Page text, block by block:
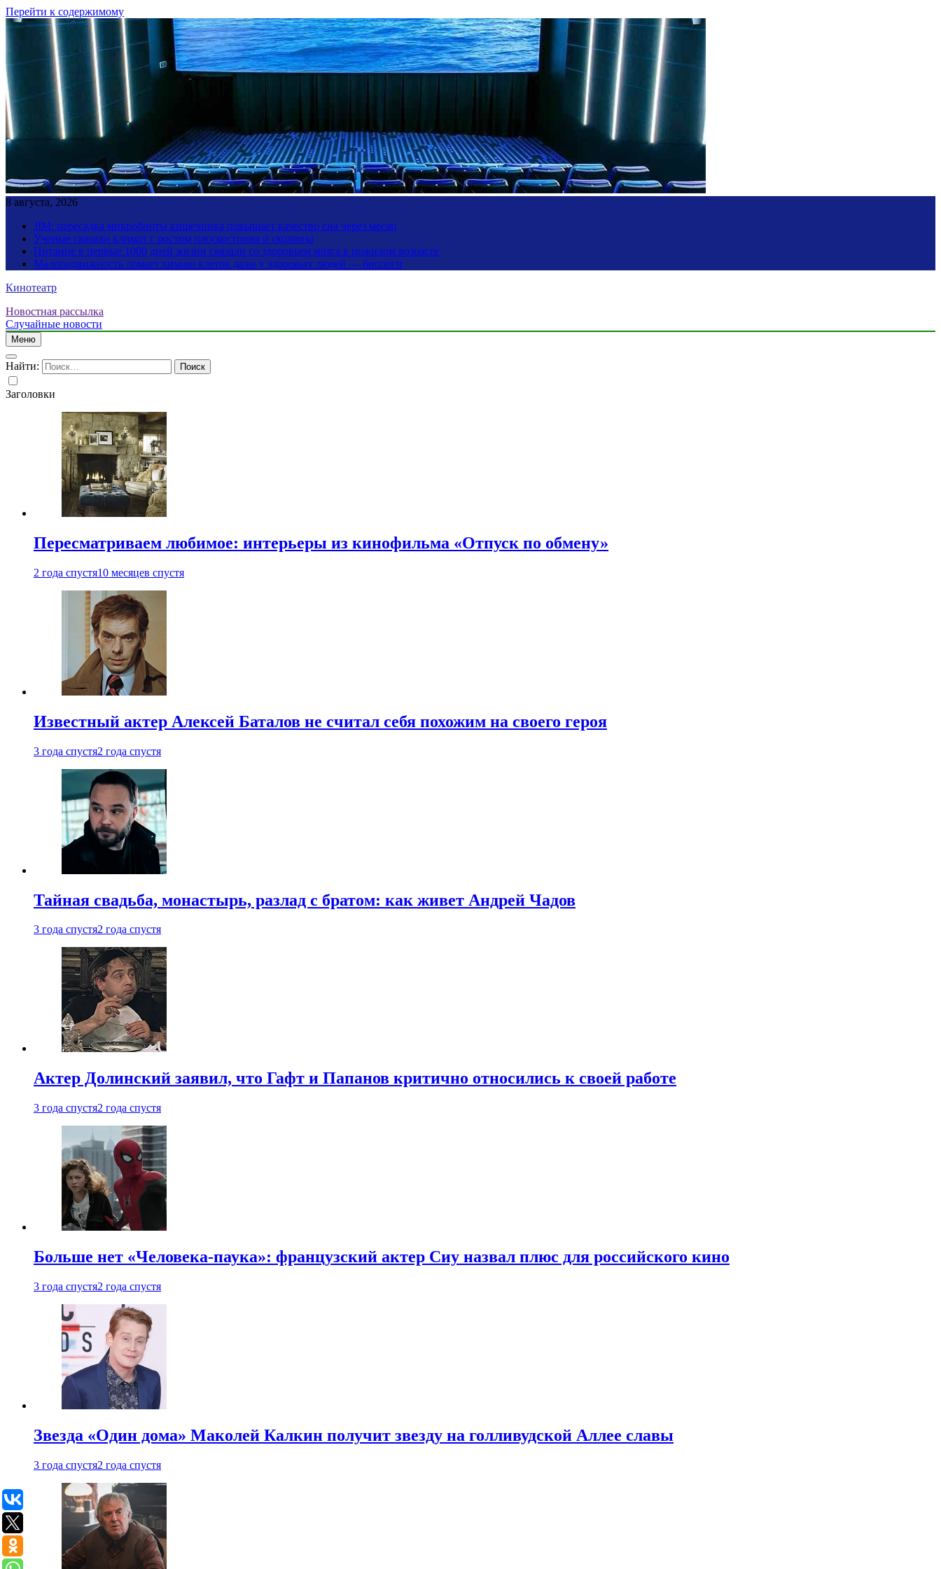
Перейти к содержимому
8 августа, 2026
JIM: пересадка микробиоты кишечника повышает качество сна через месяц
Ученые связали климат с ростом плоскостопия и сколиоза
Питание в первые 1000 дней жизни связали со здоровьем мозга в пожилом возрасте
Малоподвижность ломает химию клеток даже у здоровых людей — биологи
Кинотеатр
Новостная рассылка
Случайные новости
Меню
Найти:
Заголовки
Пересматриваем любимое: интерьеры из кинофильма «Отпуск по обмену»
2 года спустя10 месяцев спустя
Известный актер Алексей Баталов не считал себя похожим на своего героя
3 года спустя2 года спустя
Тайная свадьба, монастырь, разлад с братом: как живет Андрей Чадов
3 года спустя2 года спустя
Актер Долинский заявил, что Гафт и Папанов критично относились к своей работе
3 года спустя2 года спустя
Больше нет «Человека-паука»: французский актер Сиу назвал плюс для российского кино
3 года спустя2 года спустя
Звезда «Один дома» Маколей Калкин получит звезду на голливудской Аллее славы
3 года спустя2 года спустя